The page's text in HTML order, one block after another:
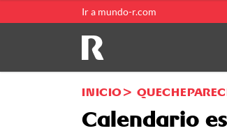
Ir a mundo-r.com
INICIO
Calendario